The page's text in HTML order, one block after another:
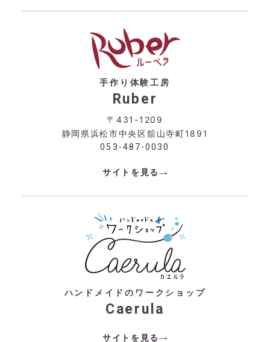
手作り体験工房
Ruber
〒431-1209
静岡県浜松市中央区舘山寺町1891
053-487-0030
サイトを見る
ハンドメイドのワークショップ
Caerula
サイトを見る